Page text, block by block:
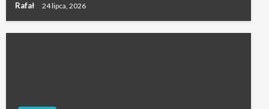
Rafał 24 lipca, 2026